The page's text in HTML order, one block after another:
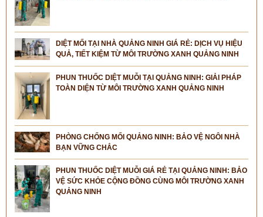
DIỆT MỐI TẠI NHÀ QUẢNG NINH GIÁ RẺ: DỊCH VỤ HIỆU
QUẢ, TIẾT KIỆM TỪ MÔI TRƯỜNG XANH QUẢNG NINH
PHUN THUỐC DIỆT MUỖI TẠI QUẢNG NINH: GIẢI PHÁP
TOÀN DIỆN TỪ MÔI TRƯỜNG XANH QUẢNG NINH
PHÒNG CHỐNG MỐI QUẢNG NINH: BẢO VỆ NGÔI NHÀ
BẠN VỮNG CHẮC
PHUN THUỐC DIỆT MUỖI GIÁ RẺ TẠI QUẢNG NINH: BẢO
VỆ SỨC KHỎE CỘNG ĐỒNG CÙNG MÔI TRƯỜNG XANH
QUẢNG NINH